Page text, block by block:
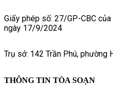
Giấy phép số: 27/GP-CBC
ngày 17/9/2024
Trụ sở: 142 Trần Phú, phường
THÔNG TIN TÒA SOẠN